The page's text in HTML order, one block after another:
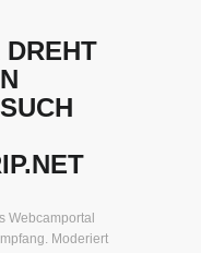
DREHT
Webcamportal
Moderiert